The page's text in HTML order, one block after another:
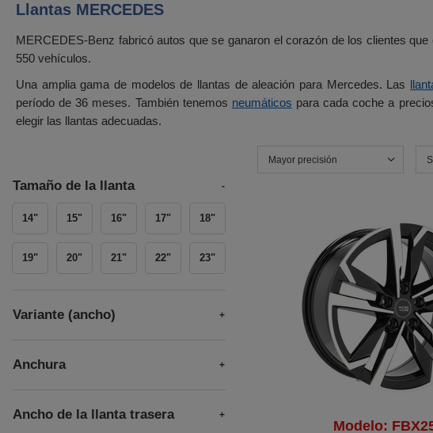
Llantas MERCEDES
MERCEDES-Benz fabricó autos que se ganaron el corazón de los clientes
550 vehículos.
Una amplia gama de modelos de llantas de aleación para Mercedes. Las
período de 36 meses. También tenemos neumáticos para cada coche a
elegir las llantas adecuadas.
Tamaño de la llanta
14" 15" 16" 17" 18"
19" 20" 21" 22" 23"
Variante (ancho)
Anchura
Ancho de la llanta trasera
Mayor precisión
Modelo: